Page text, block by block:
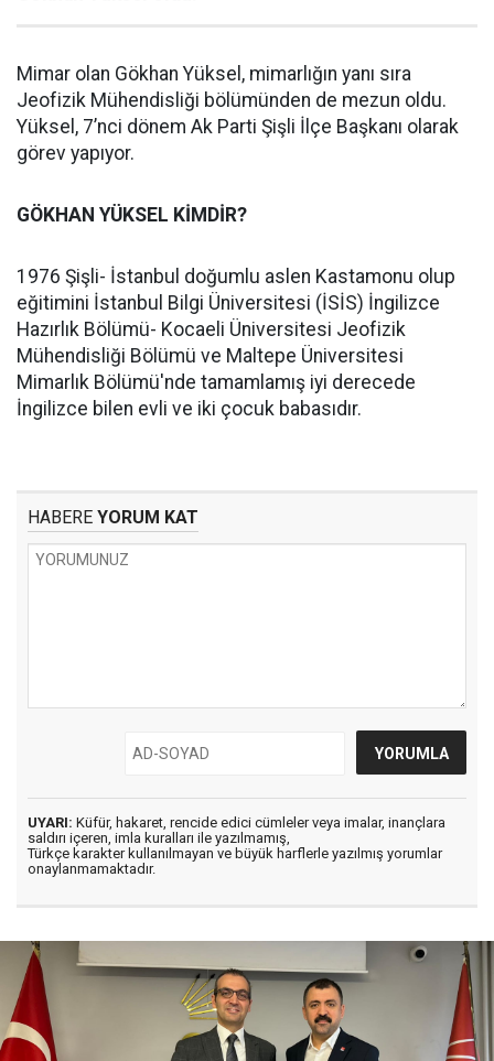
Mimar olan Gökhan Yüksel, mimarlığın yanı sıra
Jeofizik Mühendisliği bölümünden de mezun oldu.
Yüksel, 7’nci dönem Ak Parti Şişli İlçe Başkanı olarak
görev yapıyor.
GÖKHAN YÜKSEL KİMDİR?
1976 Şişli- İstanbul doğumlu aslen Kastamonu olup
eğitimini İstanbul Bilgi Üniversitesi (İSİS) İngilizce
Hazırlık Bölümü- Kocaeli Üniversitesi Jeofizik
Mühendisliği Bölümü ve Maltepe Üniversitesi
Mimarlık Bölümü'nde tamamlamış iyi derecede
İngilizce bilen evli ve iki çocuk babasıdır.
HABERE YORUM KAT
UYARI: Küfür, hakaret, rencide edici cümleler veya imalar, inançlara
saldırı içeren, imla kuralları ile yazılmamış,
Türkçe karakter kullanılmayan ve büyük harflerle yazılmış yorumlar
onaylanmamaktadır.